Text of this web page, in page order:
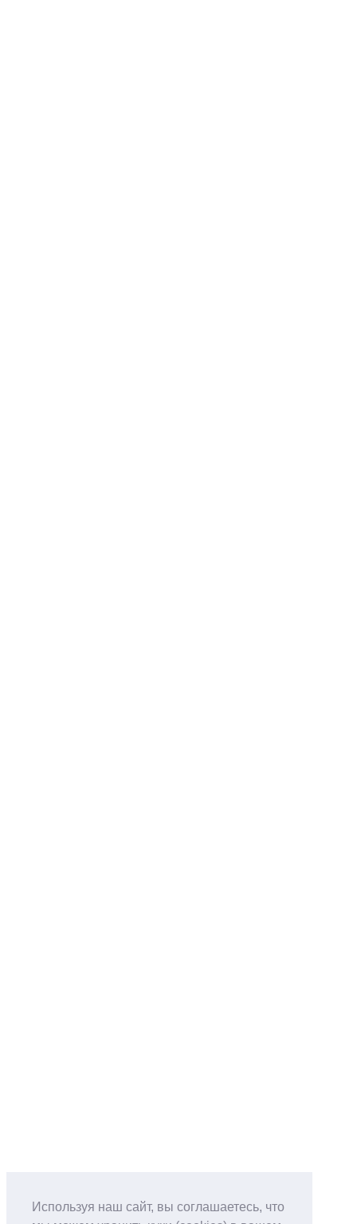
Используя наш сайт, вы соглашаетесь, что